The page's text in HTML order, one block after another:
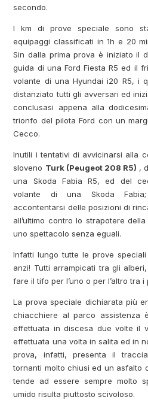
secondo.
I km di prove speciale sono
equipaggi classificati in 1h e 20
Sin dalla prima prova è iniziato il
guida di una Ford Fiesta R5 ed il
volante di una Hyundai i20 R5, i
distanziato tutti gli avversari ed
conclusasi appena alla
trionfo del pilota Ford con un
Cecco.
Inutili i tentativi di avvicinarsi alla
sloveno Turk (Peugeot 208 R5) ,
una Skoda Fabia R5, ed del
volante di una Skoda
accontentarsi delle posizioni di
all’ultimo contro lo strapotere
uno spettacolo senza eguali.
Infatti lungo tutte le prove
anzi! Tutti arrampicati tra gli
fare il tifo per l’uno o per l’altro tra
La prova speciale dichiarata più
chiacchiere al parco assistenza
effettuata in discesa due volte il
effettuata una volta in salita ed in
prova, infatti, presenta il
tornanti molto chiusi ed un asfalto
tende ad essere sempre molto
umido risulta piuttosto scivoloso.